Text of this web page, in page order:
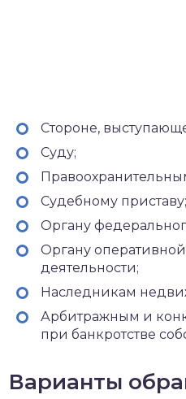
Стороне,
Суду;
Судебному приставу;
Органу
Органу
деятельности;
Наследникам
Арбитражным и
при банкротстве
Варианты